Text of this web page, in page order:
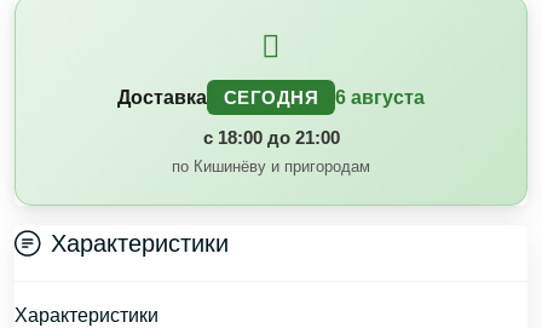
Доставка СЕГОДНЯ
6 августа
с 18:00 до 21:00
по Кишинёву и пригородам
Характеристики
Характеристики